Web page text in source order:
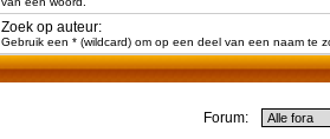
Zoek op auteur:
Gebruik een * (wildcard) om op een deel van een naam te
Forum: